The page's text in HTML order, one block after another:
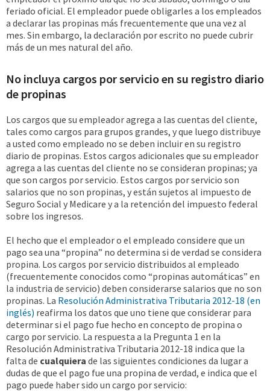
feriado oficial. El empleador puede obligarles a los empleados
a declarar las propinas más frecuentemente que una vez al
mes. Sin embargo, la declaración por escrito no puede cubrir
más de un mes natural del año.
No incluya cargos por servicio en su registro diario
de propinas
Los cargos que su empleador agrega a las cuentas del cliente,
tales como cargos para grupos grandes, y que luego distribuye
a usted como empleado no se deben incluir en su registro
diario de propinas. Estos cargos adicionales que su empleador
agrega a las cuentas del cliente no se consideran propinas; ya
que son cargos por servicio. Estos cargos por servicio son
salarios que no son propinas, y están sujetos al impuesto de
Seguro Social y Medicare y a la retención del impuesto federal
sobre los ingresos.
El hecho que el empleador o el empleado considere que un
pago sea una “propina” no determina si de verdad se considera
propina. Los cargos por servicio distribuidos al empleado
(frecuentemente conocidos como “propinas automáticas” en
la industria de servicio) deben considerarse salarios que no son
propinas. La Resolución Administrativa Tributaria 2012-18 (en
inglés) reafirma los datos que uno tiene que considerar para
determinar si el pago fue hecho en concepto de propina o
cargo por servicio. La respuesta a la Pregunta 1 en la
Resolución Administrativa Tributaria 2012-18 indica que la
falta de cualquiera de las siguientes condiciones da lugar a
dudas de que el pago fue una propina de verdad, e indica que el
pago puede haber sido un cargo por servicio: